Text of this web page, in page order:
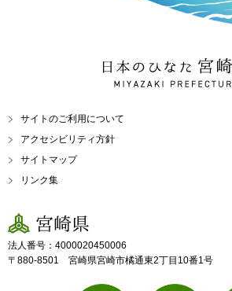
日本のひなた 宮崎県
MIYAZAKI PREFECTURE
サイトのご利用について
アクセシビリティ方針
サイトマップ
リンク集
宮崎県
法人番号：4000020450006
〒880-8501 宮崎県宮崎市橘通東2丁目10番1号